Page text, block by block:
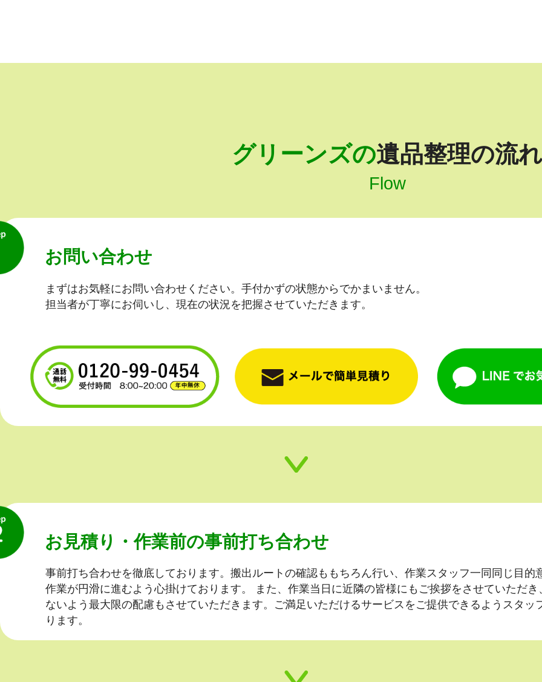
グリーンズの遺品整理の流れ
Flow
お問い合わせ
まずはお気軽にお問い合わせください。手付かずの状態からでかまいません。
担当者が丁寧にお伺いし、現在の状況を把握させていただきます。
お見積り・作業前の事前打ち合わせ
事前打ち合わせを徹底しております。 搬出ルートの確認ももちろん行い、作業スタッフ一同同じ目的
作業が円滑に進むよう心掛けております。
また、作業当日に近隣の皆様にもご挨拶をさせていただ
ないよう最大限の配慮もさせていただきます。 ご満足いただけるサービスをご提供できるようスタッ
ります。